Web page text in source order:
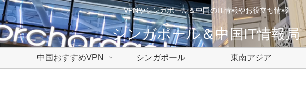
VPNやシンガポール＆中国のIT情報やお役立ち情報
シンガポール＆中国IT情報局
中国おすすめVPN シンガポール 東南アジア